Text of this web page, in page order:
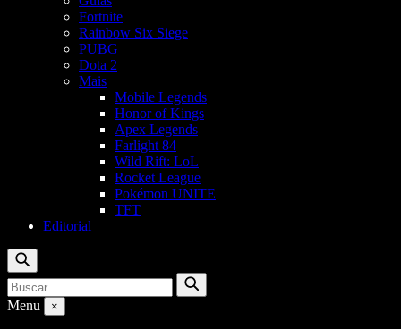
Fortnite
Rainbow Six Siege
PUBG
Dota 2
Mais
Mobile Legends
Honor of Kings
Apex Legends
Farlight 84
Wild Rift: LoL
Rocket League
Pokémon UNITE
TFT
Editorial
Buscar
Buscar
por:
Buscar
Menu ×